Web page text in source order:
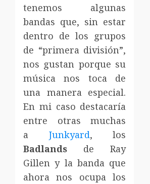
tenemos algunas
bandas que, sin estar
dentro de los grupos
de “primera división”,
nos gustan porque su
música nos toca de
una manera especial.
En mi caso destacaría
entre otras muchas
a Junkyard, los
Badlands de Ray
Gillen y la banda que
ahora nos ocupa los